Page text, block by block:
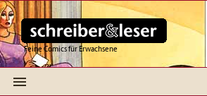
Feine Comics für Erwachsene
